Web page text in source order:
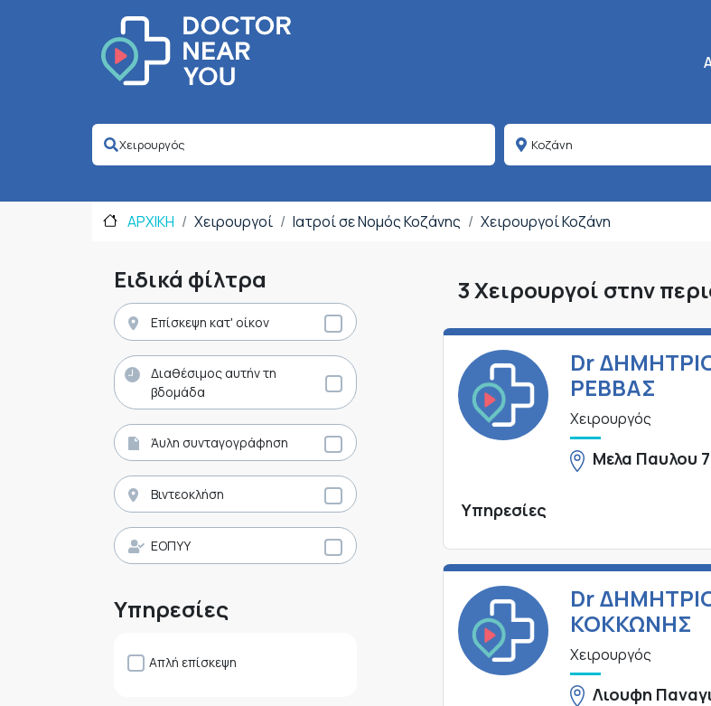
ΑΡΧΙΚΗ Χειρουργοί Ιατροί σε Νομός Κοζάνης Χειρουργοί Κοζάνη
Ειδικά φίλτρα
Επίσκεψη κατ' οίκον
Διαθέσιμος αυτήν τη
βδομάδα
Άυλη συνταγογράφηση
Βιντεοκλήση
ΕΟΠΥΥ
Υπηρεσίες
Απλή επίσκεψη
3 Χειρουργοί στην
Dr
ΡΕΒΒΑΣ
Χειρουργός
Μελα Παυλου
Υπηρεσίες
Dr
ΚΟΚΚΩΝΗΣ
Χειρουργός
Λιουφη